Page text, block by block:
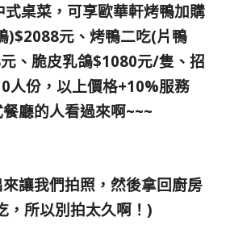
桌菜，可享歐華軒烤鴨加購
)$2088元、烤鴨二吃(片鴨
、脆皮乳鴿$1080元/隻、招
人份，以上價格+10%服務
廳的人看過來啊~~~
讓我們拍照，然後拿回廚房
，所以別拍太久啊！)